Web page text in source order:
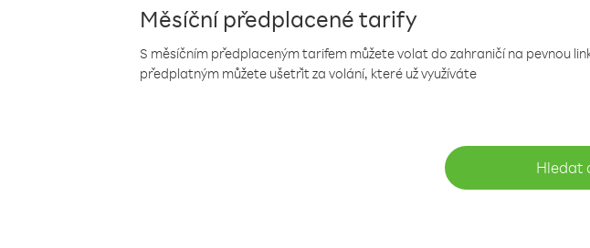
Měsíční předplacené tarify
S měsíčním předplaceným tarifem můžete volat do zahraničí na pevnou
předplatným můžete ušetřit za volání, které už využíváte
Hledat